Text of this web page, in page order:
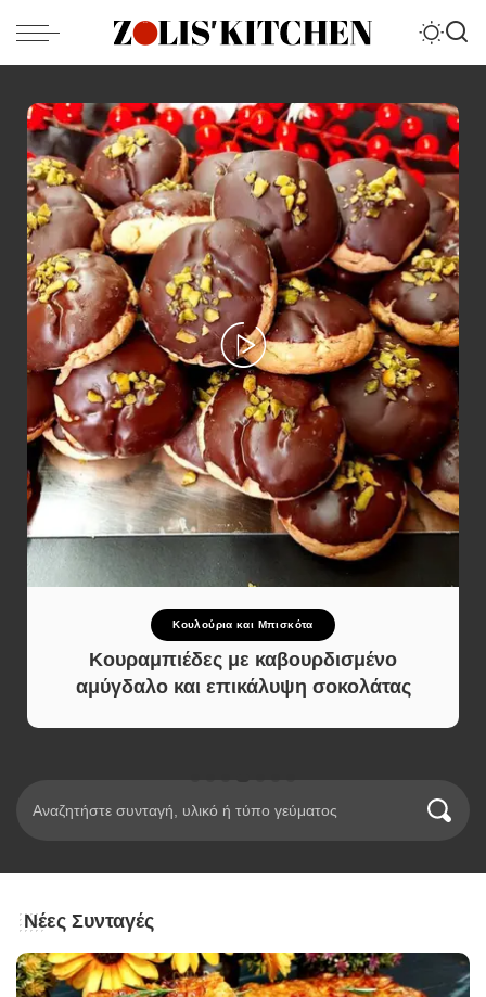
Γλυκό και Επιδόρπιο
Παγωτό Γιαούρτι με Μέλι & Καρύδια
Χωρίς Ζάχαρη – Χωρίς Παγωτομηχανή
Νέες Συνταγές